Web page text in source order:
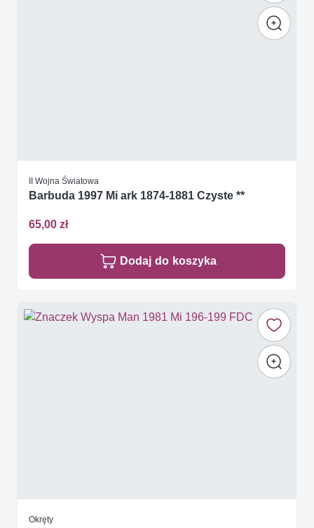
II Wojna Światowa
Barbuda 1997 Mi ark 1874-1881 Czyste **
65,00 zł
Dodaj do koszyka
Okręty